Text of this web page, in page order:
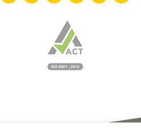
basket